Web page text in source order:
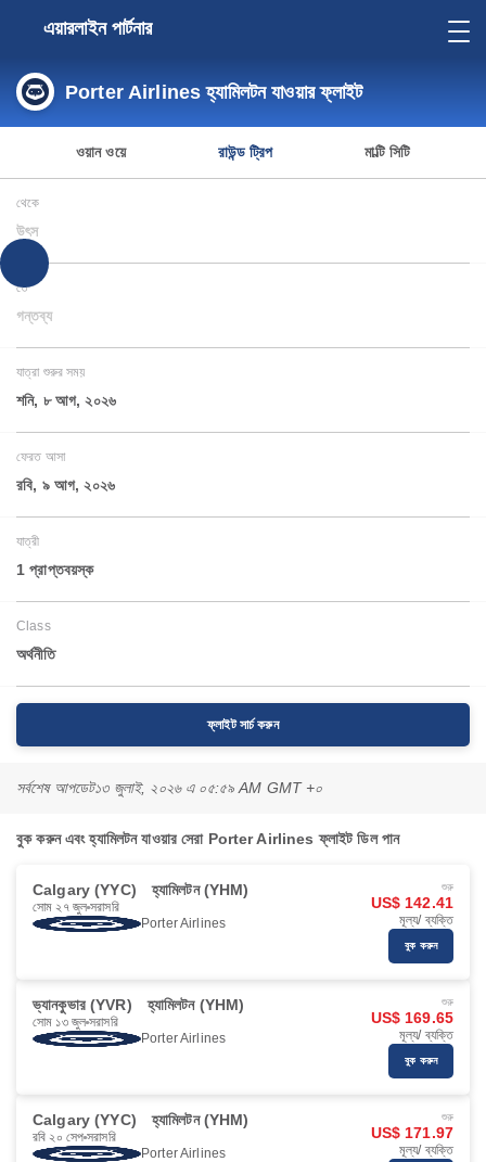
এয়ারলাইন পার্টনার
Porter Airlines হ্যামিলটন যাওয়ার ফ্লাইট
ওয়ান ওয়ে রাউন্ড ট্রিপ মাল্টি সিটি
থেকে
উৎস
তে
গন্তব্য
যাত্রা শুরুর সময়
শনি, ৮ আগ, ২০২৬
ফেরত আসা
রবি, ৯ আগ, ২০২৬
যাত্রী
1 প্রাপ্তবয়স্ক
Class
অর্থনীতি
ফ্লাইট সার্চ করুন
সর্বশেষ আপডেট১৩ জুলাই, ২০২৬ এ ০৫:৫৯ AM GMT +০
বুক করুন এবং হ্যামিলটন যাওয়ার সেরা Porter Airlines ফ্লাইট ডিল পান
Calgary (YYC) হ্যামিলটন (YHM)
সোম ২৭ জুল সরাসরি
Porter Airlines
শুরু
US$ 142.41
মূল্য/ ব্যক্তি
বুক করুন
ভ্যানকুভার (YVR) হ্যামিলটন (YHM)
সোম ১৩ জুল সরাসরি
Porter Airlines
শুরু
US$ 169.65
মূল্য/ ব্যক্তি
বুক করুন
Calgary (YYC) হ্যামিলটন (YHM)
রবি ২০ সেপ সরাসরি
Porter Airlines
শুরু
US$ 171.97
মূল্য/ ব্যক্তি